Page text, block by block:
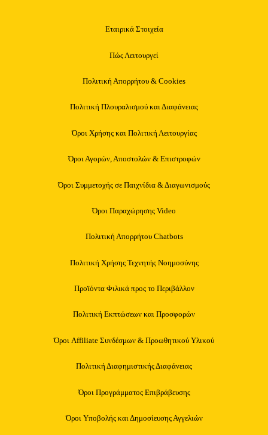
Εταιρικά Στοιχεία
Πώς Λειτουργεί
Πολιτική Απορρήτου & Cookies
Πολιτική Πλουραλισμού και Διαφάνειας
Όροι Χρήσης και Πολιτική Λειτουργίας
Όροι Αγορών, Αποστολών & Επιστροφών
Όροι Συμμετοχής σε Παιχνίδια & Διαγωνισμούς
Όροι Παραχώρησης Video
Πολιτική Απορρήτου Chatbots
Πολιτική Χρήσης Τεχνητής Νοημοσύνης
Προϊόντα Φιλικά προς το Περιβάλλον
Πολιτική Εκπτώσεων και Προσφορών
Όροι Affiliate Συνδέσμων & Προωθητικού Υλικού
Πολιτική Διαφημιστικής Διαφάνειας
Όροι Προγράμματος Επιβράβευσης
Όροι Υποβολής και Δημοσίευσης Αγγελιών